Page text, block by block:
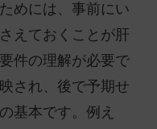
めには、事前にい
えておくことが肝
件の理解が必要で
され、後で予期せ
基本です。例え